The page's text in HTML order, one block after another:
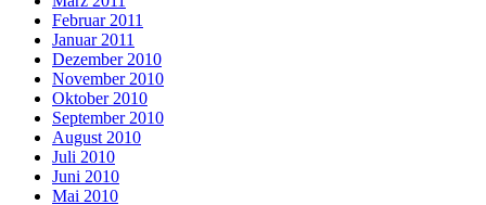
Februar 2011
Januar 2011
Dezember 2010
November 2010
Oktober 2010
September 2010
August 2010
Juli 2010
Juni 2010
Mai 2010